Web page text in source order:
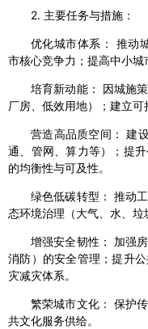
2. 主要任务与措施：
优化城市体系： 推动
市核心竞争力；提高中小城
培育新动能： 因城施
厂房、低效用地）；建立可
营造高品质空间： 建
通、管网、算力等）；提
的均衡性与可及性。
绿色低碳转型： 推动
态环境治理（大气、水、垃
增强安全韧性： 加强
消防）的安全管理；提升
灾减灾体系。
繁荣城市文化： 保护
共文化服务供给。